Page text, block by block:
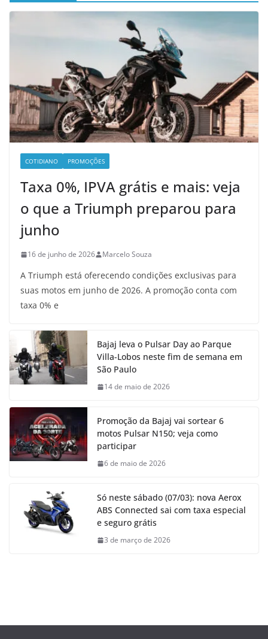
COTIDIANO PROMOÇÕES
Taxa 0%, IPVA grátis e mais: veja
o que a Triumph preparou para
junho
16 de junho de 2026 Marcelo Souza
A Triumph está oferecendo condições exclusivas para
suas motos em junho de 2026. A promoção conta com
taxa 0% e
Bajaj leva o Pulsar Day ao Parque
Villa-Lobos neste fim de semana em
São Paulo
14 de maio de 2026
Promoção da Bajaj vai sortear 6
motos Pulsar N150; veja como
participar
6 de maio de 2026
Só neste sábado (07/03): nova Aerox
ABS Connected sai com taxa especial
e seguro grátis
3 de março de 2026